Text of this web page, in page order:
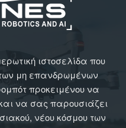
ιστοσελίδα που
μη επανδρωμένων
προκειμένου να
να σας παρουσιάζει
νέου κόσμου των